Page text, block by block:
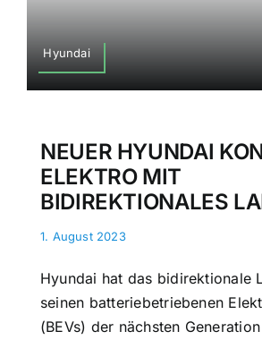
Hyundai
NEUER HYUNDAI
ELEKTRO MIT
BIDIREKTIONALES
1. August 2023
Hyundai hat das bidirektionale
seinen batteriebetriebenen
(BEVs) der nächsten